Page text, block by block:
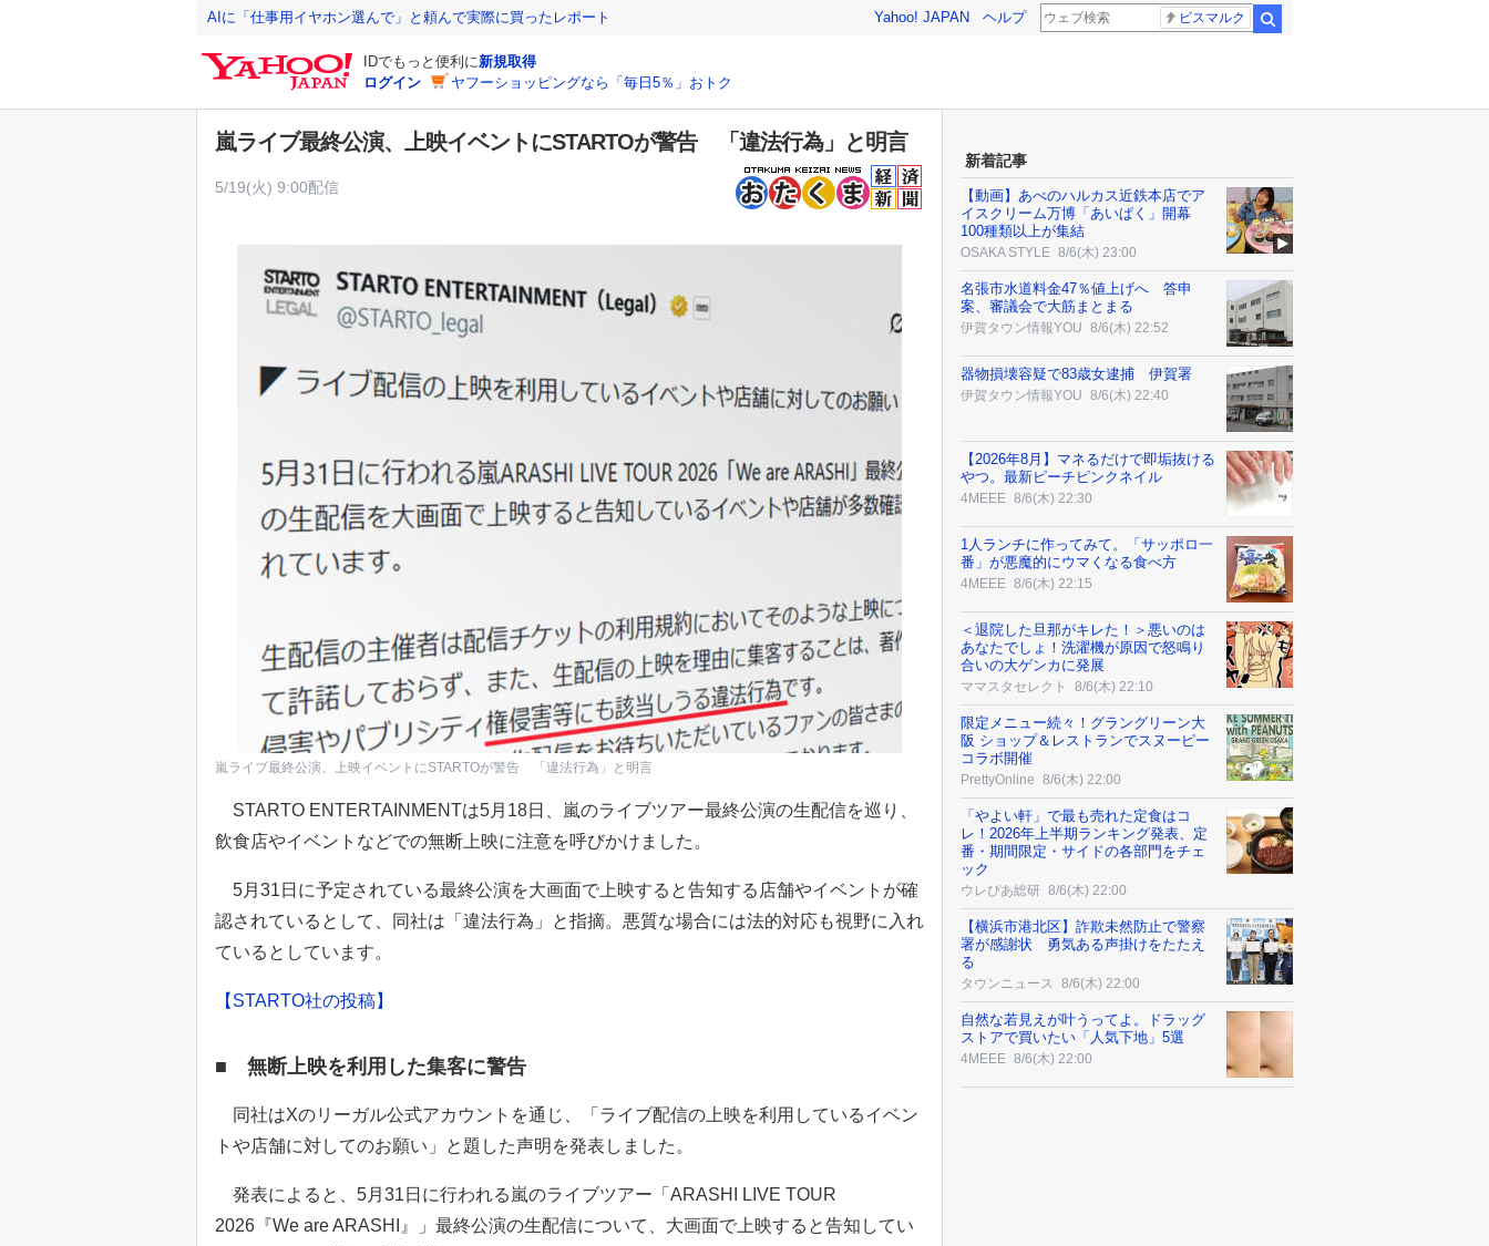
AIに「仕事用イヤホン選んで」と頼んで実際に買ったレポート Yahoo! JAPAN ヘルプ ビスマルク
IDでもっと便利に新規取得
ログイン
ヤフーショッピングなら「毎日5％」おトク
嵐ライブ最終公演、上映イベントにSTARTOが警告 「違法行為」と明言
5/19(火) 9:00配信
嵐ライブ最終公演、上映イベントにSTARTOが警告 「違法行為」と明言
STARTO ENTERTAINMENTは5月18日、嵐のライブツアー最終公演の生配信を巡り、
飲食店やイベントなどでの無断上映に注意を呼びかけました。
5月31日に予定されている最終公演を大画面で上映すると告知する店舗やイベントが確
認されているとして、同社は「違法行為」と指摘。悪質な場合には法的対応も視野に入れ
ているとしています。
【STARTO社の投稿】
■ 無断上映を利用した集客に警告
同社はXのリーガル公式アカウントを通じ、「ライブ配信の上映を利用しているイベン
トや店舗に対してのお願い」と題した声明を発表しました。
発表によると、5月31日に行われる嵐のライブツアー「ARASHI LIVE TOUR
2026『We are ARASHI』」最終公演の生配信について、大画面で上映すると告知してい
新着記事
【動画】あべのハルカス近鉄本店でア
イスクリーム万博「あいぱく」開幕
100種類以上が集結
OSAKA STYLE 8/6(木) 23:00
名張市水道料金47％値上げへ 答申
案、審議会で大筋まとまる
伊賀タウン情報YOU 8/6(木) 22:52
器物損壊容疑で83歳女逮捕 伊賀署
伊賀タウン情報YOU 8/6(木) 22:40
【2026年8月】マネるだけで即垢抜ける
やつ。最新ピーチピンクネイル
4MEEE 8/6(木) 22:30
1人ランチに作ってみて。「サッポロ一
番」が悪魔的にウマくなる食べ方
4MEEE 8/6(木) 22:15
＜退院した旦那がキレた！＞悪いのは
あなたでしょ！洗濯機が原因で怒鳴り
合いの大ゲンカに発展
ママスタセレクト 8/6(木) 22:10
限定メニュー続々！グラングリーン大
阪 ショップ＆レストランでスヌーピー
コラボ開催
PrettyOnline 8/6(木) 22:00
「やよい軒」で最も売れた定食はコ
レ！2026年上半期ランキング発表、定
番・期間限定・サイドの各部門をチェ
ック
ウレぴあ総研 8/6(木) 22:00
【横浜市港北区】詐欺未然防止で警察
署が感謝状 勇気ある声掛けをたたえ
る
タウンニュース 8/6(木) 22:00
自然な若見えが叶うってよ。ドラッグ
ストアで買いたい「人気下地」5選
4MEEE 8/6(木) 22:00